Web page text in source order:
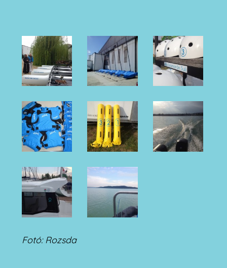
Fotó: Rozsda